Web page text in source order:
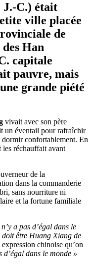
J.-C.) était
ville placée
de
Han
capitale
pauvre, mais
grande piété
vivait avec son père
un éventail pour rafraîchir
confortablement. En
les réchauffait avant
de la
dans la commanderie
sans nourriture ni
et la fortune familiale
a pas d’égal dans le
être Huang Xiang de
chinoise qu’on
d’égal dans le monde »